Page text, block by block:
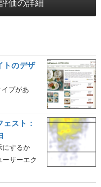
価の詳細
トのデザ
プがあ
スト：
にするか
ザーエク